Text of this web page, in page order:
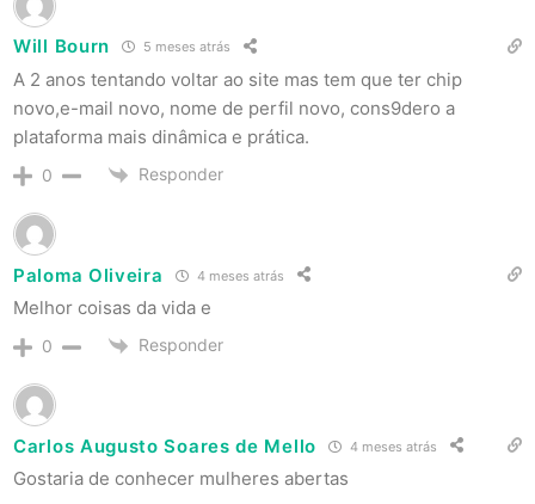
Will Bourn 5 meses atrás
A 2 anos tentando voltar ao site mas tem que ter chip
novo,e-mail novo, nome de perfil novo, cons9dero a
plataforma mais dinâmica e prática.
0 Responder
Paloma Oliveira 4 meses atrás
Melhor coisas da vida e
0 Responder
Carlos Augusto Soares de Mello 4 meses atrás
Gostaria de conhecer mulheres abertas